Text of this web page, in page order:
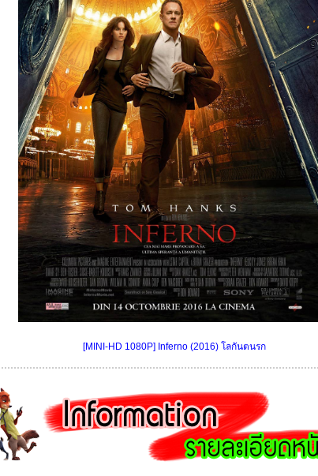
[MINI-HD 1080P] Inferno (2016) โลกันตนรก